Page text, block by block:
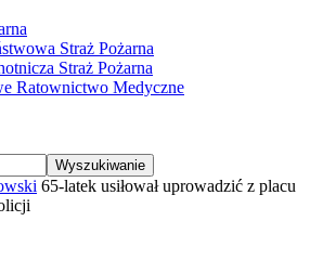
Straż Pożarna
Straż Pożarna
Ratownictwo Medyczne
65-latek usiłował uprowadzić z placu